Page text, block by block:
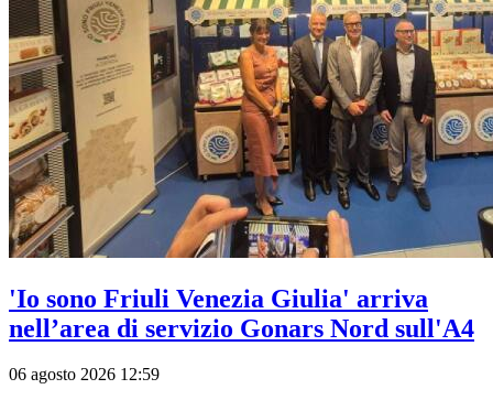
'Io sono Friuli Venezia Giulia' arriva
nell’area di servizio Gonars Nord sull'A4
06 agosto 2026 12:59